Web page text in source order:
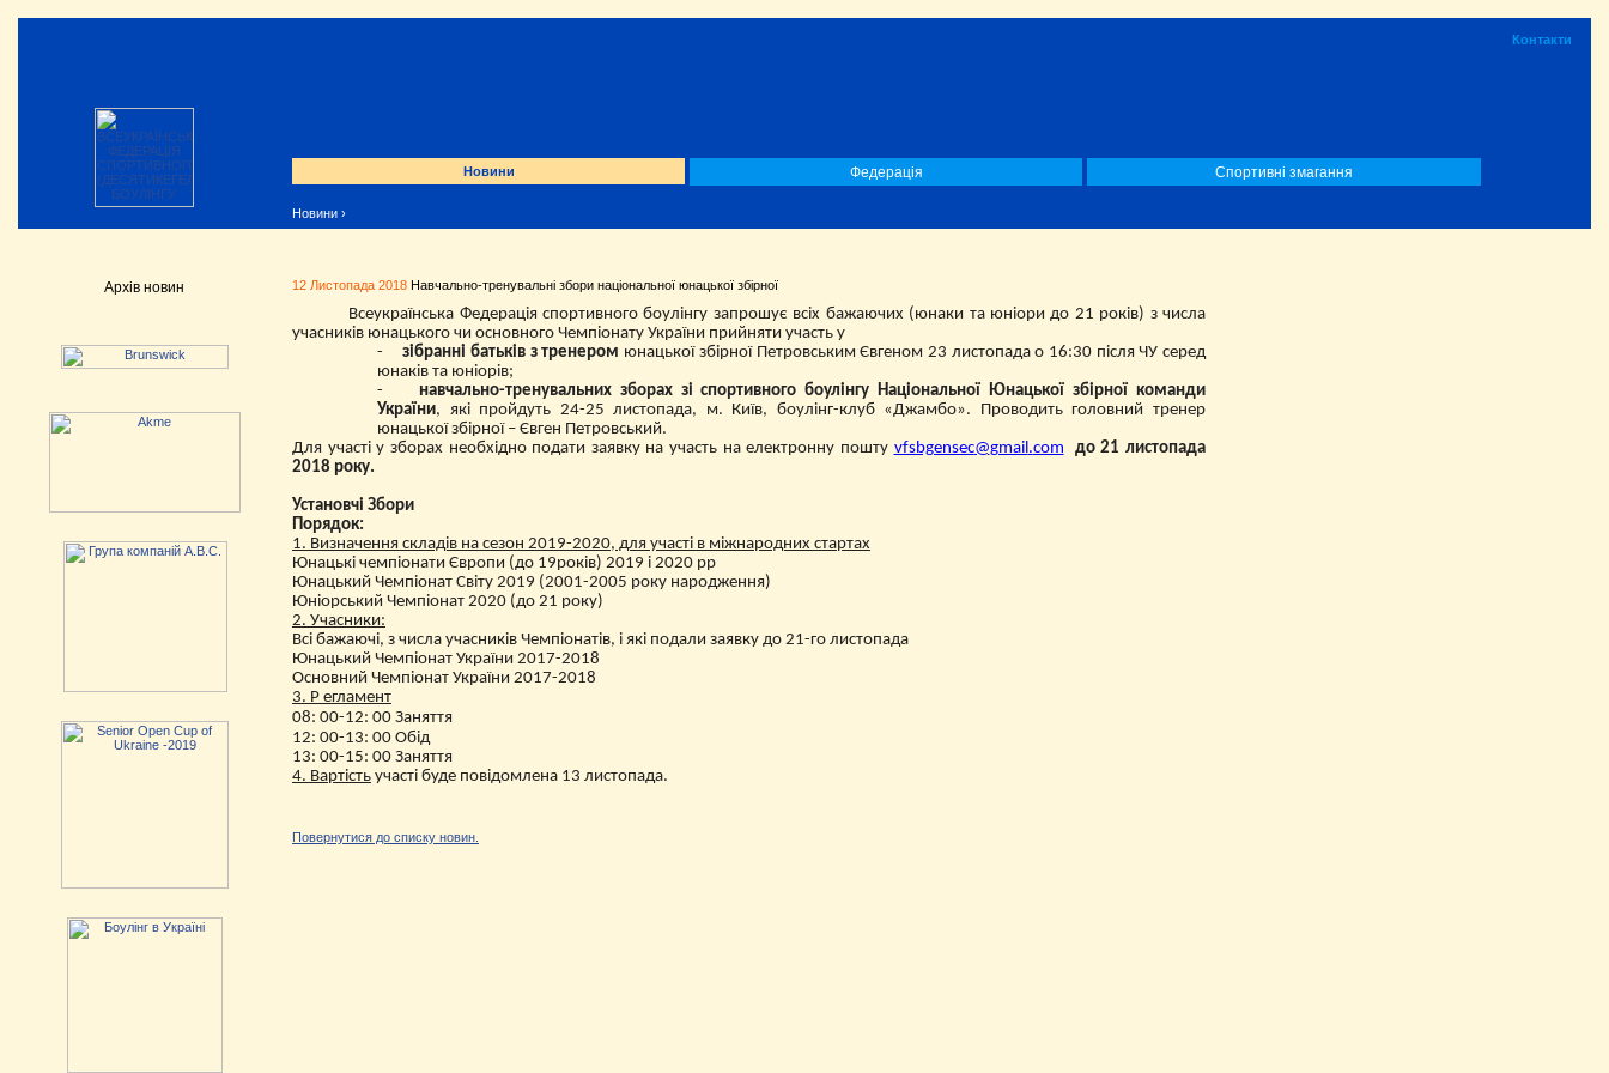
Контакти
Новини Федерація Спортивні змагання
Новини ›
Архів новин 12 Листопада 2018 Навчально-тренувальні збори національної юнацької збірної
Всеукраїнська Федерація спортивного боулінгу запрошує всіх бажаючих (юнаки та юніори до 21 років) з числа
учасників юнацького чи основного Чемпіонату України прийняти участь у
-
зібранні батьків з тренером юнацької збірної Петровським Євгеном 23 листопада о 16:30 після ЧУ серед
юнаків та юніорів;
-
навчально-тренувальних зборах зі спортивного боулінгу Національної Юнацької збірної команди
України, які пройдуть 24-25 листопада, м. Київ, боулінг-клуб «Джамбо». Проводить головний тренер
юнацької збірної – Євген Петровський.
Для участі у зборах необхідно подати заявку на участь на електронну пошту vfsbgensec@gmail .com
до 21 листопада
2018 року.
Установчі Збори
Порядок:
1. Визначення складів на сезон 2019-2020, для участі в міжнародних стартах
Юнацькі чемпіонати Європи (до 19років) 2019 і 2020 рр
Юнацький Чемпіонат Світу 2019 (2001-2005 року народження)
Юніорський Чемпіонат 2020 (до 21 року)
2. Учасники:
Всі бажаючі, з числа учасників Чемпіонатів, і які подали заявку до 21-го листопада
Юнацький Чемпіонат України 2017-2018
Основний Чемпіонат України 2017-2018
3. Р егламент
08: 00-12: 00 Заняття
12: 00-13: 00 Обід
13: 00-15: 00 Заняття
4. Вартість участі буде повідомлена 13 листопада.
Повернутися до списку новин.